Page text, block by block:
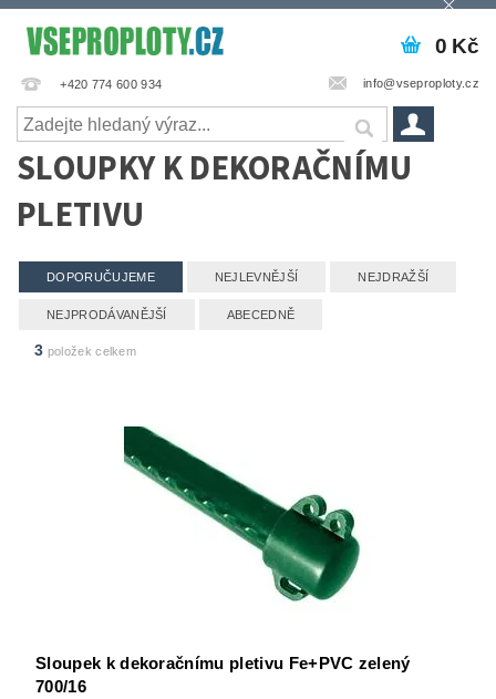
+420 774 600 934 info@vseproploty.cz
0 Kč
SLOUPKY K DEKORAČNÍMU
PLETIVU
DOPORUČUJEME NEJLEVNĚJŠÍ NEJDRAŽŠÍ
NEJPRODÁVANĚJŠÍ ABECEDNĚ
3 položek celkem
Sloupek k dekoračnímu pletivu Fe+PVC zelený
700/16